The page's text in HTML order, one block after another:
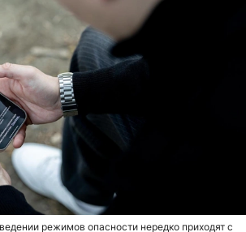
режимов опасности нередко приходят с